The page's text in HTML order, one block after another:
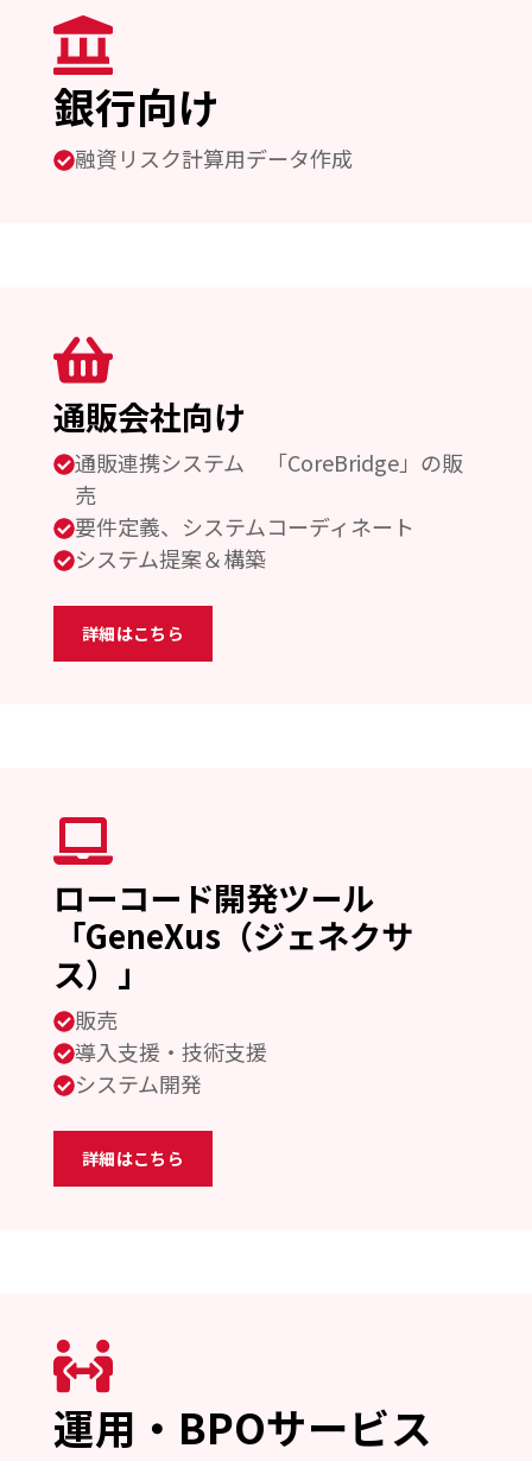
銀行向け
融資リスク計算用データ作成
通販会社向け
通販連携システム 「CoreBridge」の販
売
要件定義、システムコーディネート
システム提案＆構築
詳細はこちら
ローコード開発ツール
「GeneXus（ジェネクサ
ス）」
販売
導入支援・技術支援
システム開発
詳細はこちら
運用・BPOサービス